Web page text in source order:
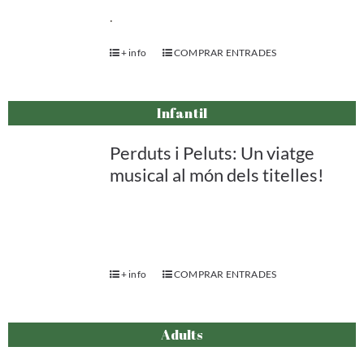
.
+ info COMPRAR ENTRADES
Infantil
Perduts i Peluts: Un viatge
musical al món dels titelles!
+ info COMPRAR ENTRADES
Adults